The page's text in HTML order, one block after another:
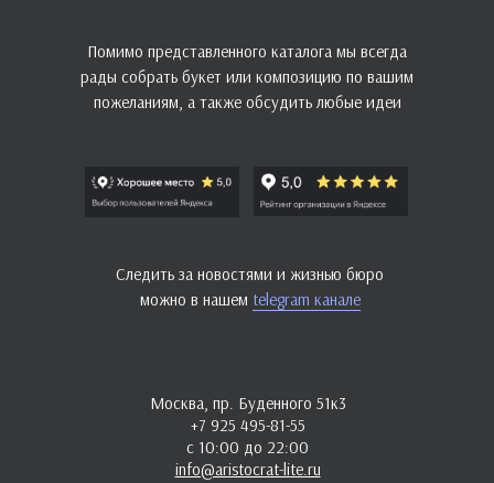
Москва, пр. Буденного 51к3
+7 925 495-81-55
с 10:00 до 22:00
info@aristocrat-lite.ru
Помимо представленного каталога мы всегда
рады собрать букет или композицию по вашим
пожеланиям, а также обсудить любые идеи
Следить за новостями и жизнью бюро
можно в нашем telegram канале